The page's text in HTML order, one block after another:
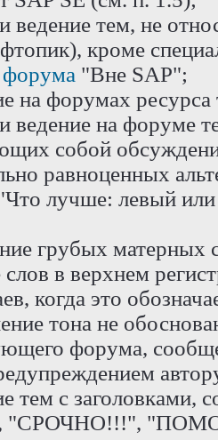
ведение тем, не
кроме
форума "Вне SAP";
на форумах
ведение на форуме
собой
равноценных
лучше: левый или
грубых матерных
в верхнем
когда это
тона не
форума,
тем с заголовками,
"СРОЧНО!!!",